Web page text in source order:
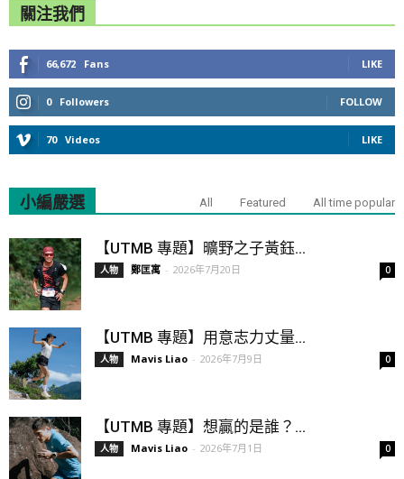
關注我們
66,672 Fans LIKE
0 Followers FOLLOW
70 Videos LIKE
小編嚴選 All Featured All time popular
【UTMB 專題】曠野之子黃鈺...
人物 鄭匡寓 - 2026年7月20日 0
【UTMB 專題】用意志力丈量...
人物 Mavis Liao - 2026年7月9日 0
【UTMB 專題】想贏的是誰？...
人物 Mavis Liao - 2026年7月1日 0